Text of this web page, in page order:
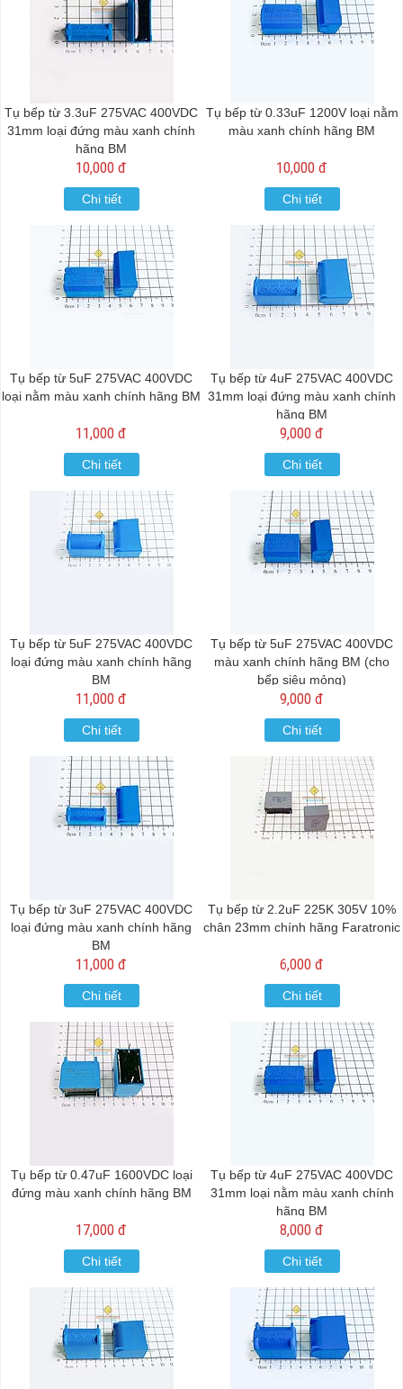
Tụ bếp từ 3.3uF 275VAC 400VDC
31mm loại đứng màu xanh chính
hãng BM
10,000 đ
Chi tiết
Tụ bếp từ 0.33uF 1200V loại nằm
màu xanh chính hãng BM
10,000 đ
Chi tiết
Tụ bếp từ 5uF 275VAC 400VDC
loại nằm màu xanh chính hãng BM
11,000 đ
Chi tiết
Tụ bếp từ 4uF 275VAC 400VDC
31mm loại đứng màu xanh chính
hãng BM
9,000 đ
Chi tiết
Tụ bếp từ 5uF 275VAC 400VDC
loại đứng màu xanh chính hãng
BM
11,000 đ
Chi tiết
Tụ bếp từ 5uF 275VAC 400VDC
màu xanh chính hãng BM (cho
bếp siêu mỏng)
9,000 đ
Chi tiết
Tụ bếp từ 3uF 275VAC 400VDC
loại đứng màu xanh chính hãng
BM
11,000 đ
Chi tiết
Tụ bếp từ 2.2uF 225K 305V 10%
chân 23mm chính hãng Faratronic
6,000 đ
Chi tiết
Tụ bếp từ 0.47uF 1600VDC loại
đứng màu xanh chính hãng BM
17,000 đ
Chi tiết
Tụ bếp từ 4uF 275VAC 400VDC
31mm loại nằm màu xanh chính
hãng BM
8,000 đ
Chi tiết